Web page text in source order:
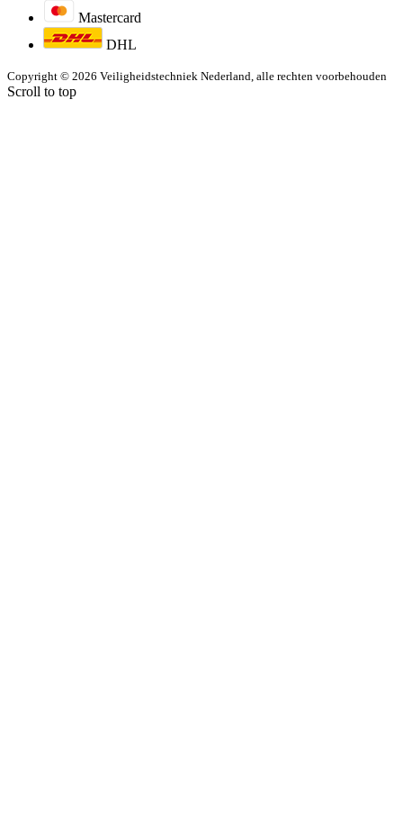
Mastercard
DHL
Copyright © 2026 Veiligheidstechniek Nederland, alle rechten voorbehouden
Scroll to top